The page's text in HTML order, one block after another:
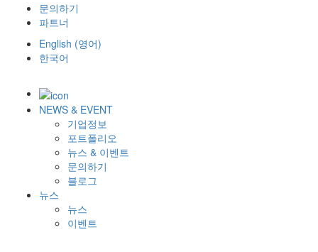
문의하기
파트너
English (영어)
한국어
NEWS & EVENT
기업정보
포트폴리오
뉴스 & 이벤트
문의하기
블로그
뉴스
뉴스
이벤트